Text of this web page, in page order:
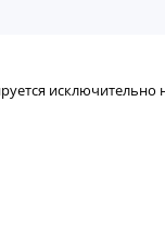
исключительно